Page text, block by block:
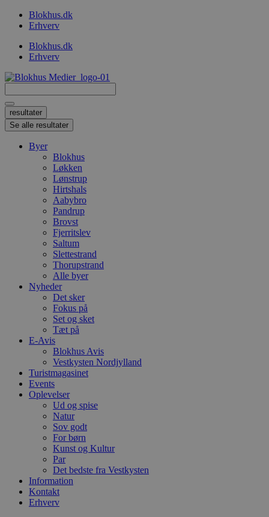
VidereBlokhus.dk
Erhverv
Blokhus.dk
Erhverv
...
resultater
Se alle resultater
Byer
Blokhus
Løkken
Lønstrup
Hirtshals
Aabybro
Pandrup
Brovst
Fjerritslev
Saltum
Slettestrand
Thorupstrand
Alle byer
Nyheder
Det sker
Fokus på
Set og sket
Tæt på
E-Avis
Blokhus Avis
Vestkysten Nordjylland
Turistmagasinet
Events
Oplevelser
Ud og spise
Natur
Sov godt
For børn
Kunst og Kultur
Par
Det bedste fra Vestkysten
Information
Kontakt
Erhverv